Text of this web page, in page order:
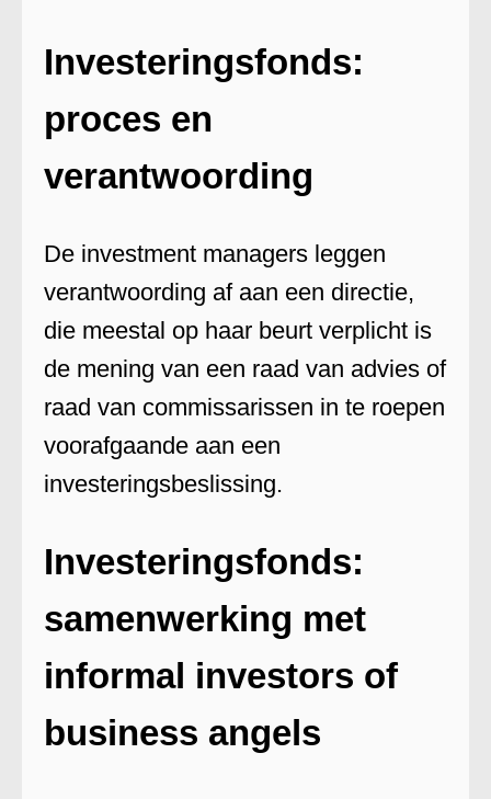
Investeringsfonds:
proces en
verantwoording
De investment managers leggen
verantwoording af aan een directie,
die meestal op haar beurt verplicht is
de mening van een raad van advies of
raad van commissarissen in te roepen
voorafgaande aan een
investeringsbeslissing.
Investeringsfonds:
samenwerking met
informal investors of
business angels